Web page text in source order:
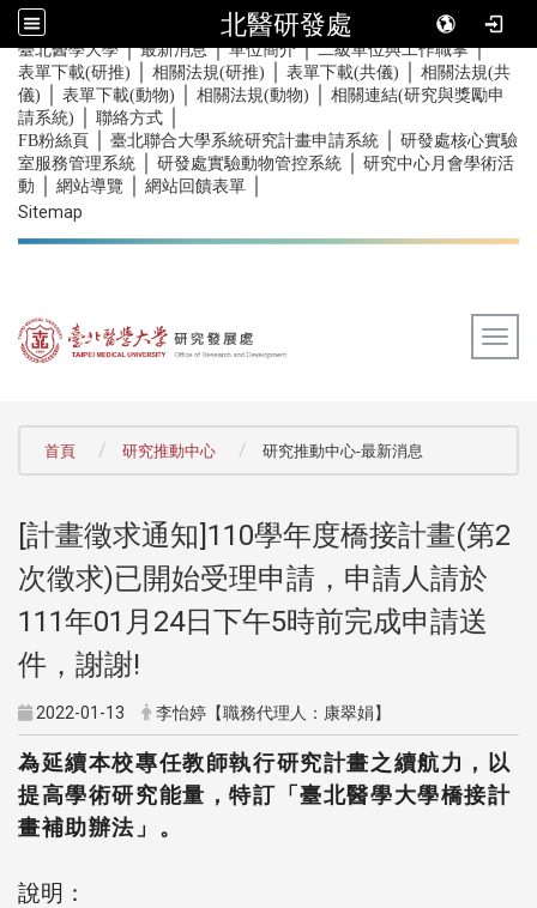
北醫研發處
::: 臺北醫學大學｜最新消息｜單位簡介｜二級單位與工作職掌｜
表單下載(研推) 相關法規(研推) 表單下載(共儀)
相關法規(共
儀)
表單下載(動物) 相關法規(動物)
相關連結(研究與獎勵申
請系統)
聯絡方式
FB粉絲頁 臺北聯合大學系統研究計畫申請系統
研發處核心實驗
室服務管理系統
研發處實驗動物管控系統
研究中心月會學術活
動
網站導覽 網站回饋表單
Sitemap
首頁 研究推動中心 研究推動中心-最新消息
[計畫徵求通知]110學年度橋接計畫(第2
次徵求)已開始受理申請，申請人請於
111年01月24日下午5時前完成申請送
件，謝謝!
2022-01-13 李怡婷【職務代理人：康翠娟】
為延續本校專任教師執行研究計畫之續航力，以
提高學術研究能量，特訂「臺北醫學大學橋接計
畫補助辦法」。
說明：